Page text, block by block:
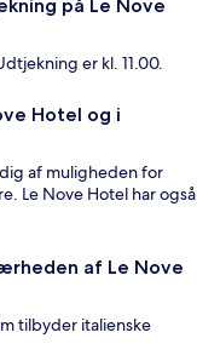
på Le Nove
er kl. 11.00.
Hotel og i
af muligheden for
Le Nove Hotel har også
af Le Nove
tilbyder italienske